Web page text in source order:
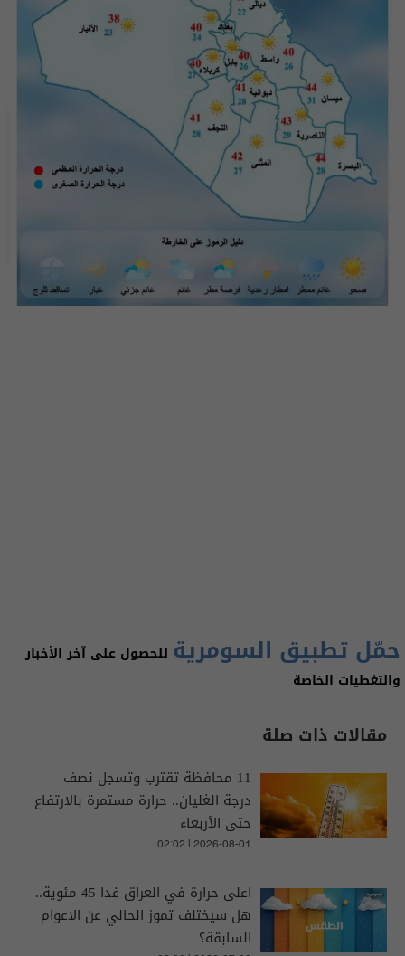
حمّل تطبيق السومرية للحصول على آخر الأخبار
والتغطيات الخاصة
مقالات ذات صلة
11 محافظة تقترب وتسجل نصف
درجة الغليان.. حرارة مستمرة بالارتفاع
حتى الأربعاء
02:02 | 2026-08-01
اعلى حرارة في العراق غدا 45 مئوية..
هل سيختلف تموز الحالي عن الاعوام
السابقة؟